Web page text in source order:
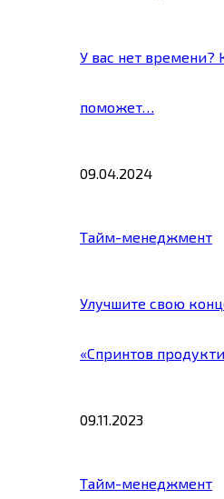
У вас нет времени?
поможет…
09.04.2024
Тайм-менеджмент
Улучшите свою
«Спринтов
09.11.2023
Тайм-менеджмент